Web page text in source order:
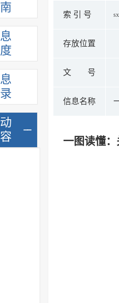
索 引 号
存放位置
文 号
信息名称
一图读懂